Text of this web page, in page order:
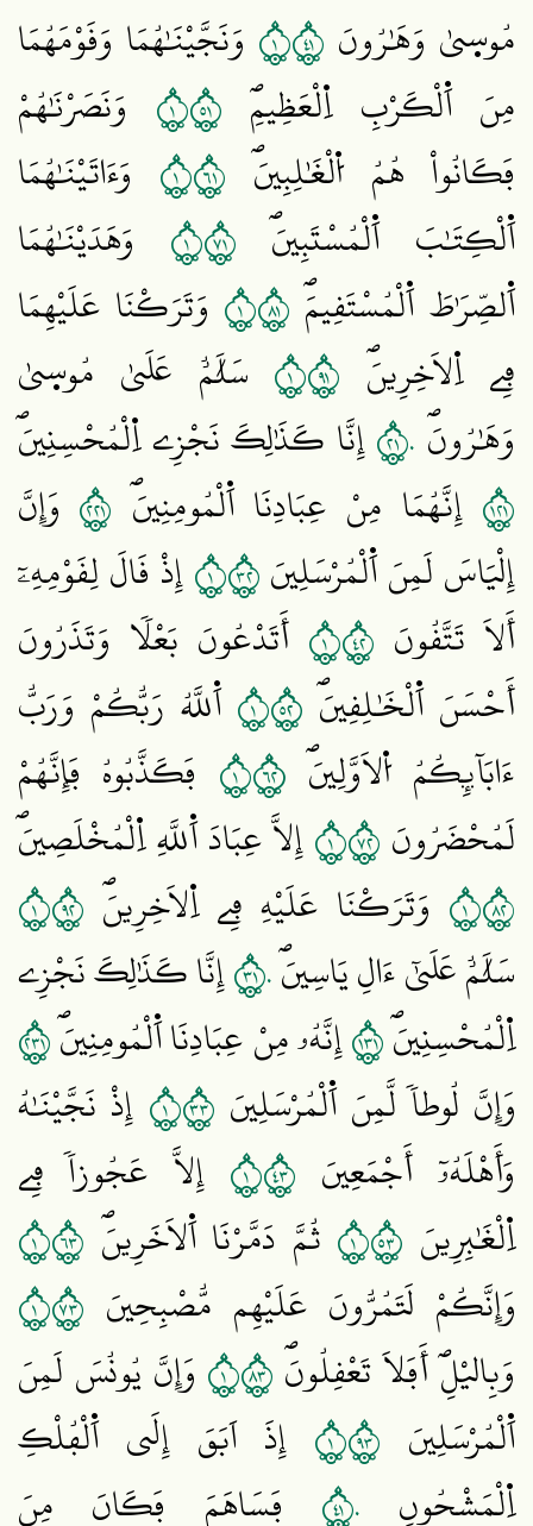
مُوس۪يٰ وَهَٰرُونَ ١١٤ وَنَجَّيْنَٰهُمَا وَقَوْمَهُمَا
مِنَ اَ۬لْكَرْبِ اِ۬لْعَظِيمِۖ ١١٥ وَنَصَرْنَٰهُمْ
فَكَانُواْ هُمُ اُ۬لْغَٰلِبِينَۖ ١١٦ وَءَاتَيْنَٰهُمَا
اَ۬لْكِتَٰبَ اَ۬لْمُسْتَبِينَۖ ١١٧ وَهَدَيْنَٰهُمَا
اَ۬لصِّرَٰطَ اَ۬لْمُسْتَقِيمَۖ ١١٨ وَتَرَكْنَا عَلَيْهِمَا
فِے اِ۬لَاخِرِينَۖ ١١٩ سَلَٰمٌ عَلَيٰ مُوس۪يٰ
وَهَٰرُونَۖ١٢٠إِنَّا كَذَٰلِكَ نَجْزِے اِ۬لْمُحْسِنِينَۖ
١٢١ إِنَّهُمَا مِنْ عِبَادِنَا اَ۬لْمُومِنِينَۖ ١٢٢ وَإِنَّ
إِلْيَاسَ لَمِنَ اَ۬لْمُرْسَلِينَ١٢٣إِذْ قَالَ لِقَوْمِهِۦٓ
أَلَا تَتَّقُونَ ١٢٤ أَتَدْعُونَ بَعْلاٗ وَتَذَرُونَ
أَحْسَنَ اَ۬لْخَٰلِقِينَۖ ١٢٥ اَ۬للَّهُ رَبُّكُمْ وَرَبُّ
ءَابَآئِكُمُ اُ۬لَاوَّلِينَۖ ١٢٦ فَكَذَّبُوهُ فَإِنَّهُمْ
لَمُحْضَرُونَ١٢٧إِلَّا عِبَادَ اَ۬للَّهِ اِ۬لْمُخْلَصِينَۖ
١٢٨ وَتَرَكْنَا عَلَيْهِ فِے اِ۬لَاخِرِينَۖ ١٢٩
سَلَٰمٌ عَلَيٰٓ ءَالِ يَاسِينَۖ١٣٠إِنَّا كَذَٰلِكَ نَجْزِے
اِ۬لْمُحْسِنِينَۖ١٣١إِنَّهُۥ مِنْ عِبَادِنَا اَ۬لْمُومِنِينَۖ١٣٢
وَإِنَّ لُوطاٗ لَّمِنَ اَ۬لْمُرْسَلِينَ ١٣٣ إِذْ نَجَّيْنَٰهُ
وَأَهْلَهُۥٓ أَجْمَعِينَ ١٣٤ إِلَّا عَجُوزاٗ فِے
اِ۬لْغَٰبِرِينَ ١٣٥ ثُمَّ دَمَّرْنَا اَ۬لَاخَرِينَۖ ١٣٦
وَإِنَّكُمْ لَتَمُرُّونَ عَلَيْهِم مُّصْبِحِينَ ١٣٧
وَبِاليْلِۖ أَفَلَا تَعْقِلُونَۖ١٣٨ وَإِنَّ يُونُسَ لَمِنَ
اَ۬لْمُرْسَلِينَ ١٣٩ إِذَ اَبَقَ إِلَي اَ۬لْفُلْكِ
اِ۬لْمَشْحُونِ ١٤٠ فَسَاهَمَ فَكَانَ مِنَ